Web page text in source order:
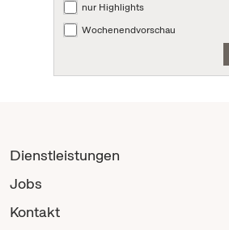
nur Highlights
Wochenendvorschau
Dienstleistungen
Jobs
Kontakt